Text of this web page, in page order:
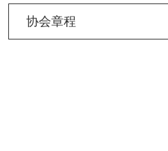
协会章程